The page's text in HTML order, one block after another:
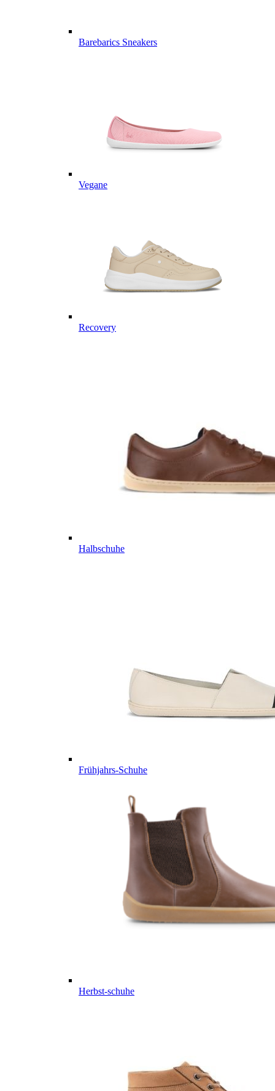
Barebarics Sneakers
Vegane
Recovery
Halbschuhe
Frühjahrs-Schuhe
Herbst-schuhe